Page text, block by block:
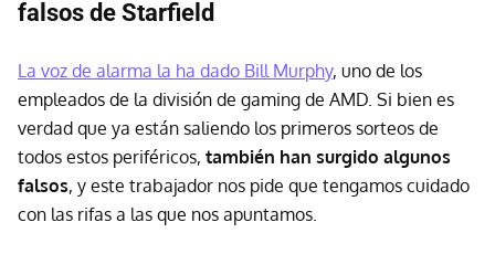
falsos de Starfield
La voz de alarma la ha dado Bill Murphy, uno de los
empleados de la división de gaming de AMD. Si bien es
verdad que ya están saliendo los primeros sorteos de
todos estos periféricos, también han surgido algunos
falsos, y este trabajador nos pide que tengamos cuidado
con las rifas a las que nos apuntamos.